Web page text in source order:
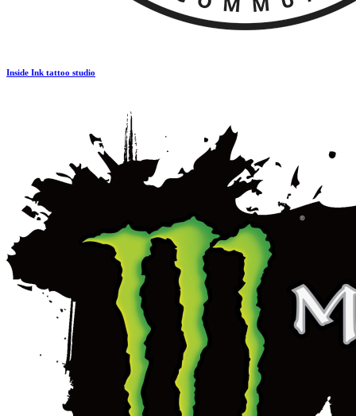
Inside Ink tattoo studio